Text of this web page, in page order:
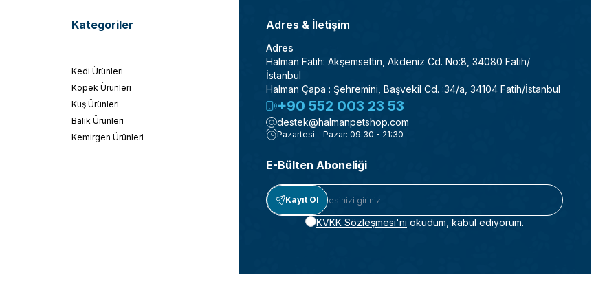
Kategoriler
Kedi Ürünleri
Köpek Ürünleri
Kuş Ürünleri
Balık Ürünleri
Kemirgen Ürünleri
Adres & İletişim
Adres
Halman Fatih: Akşemsettin, Akdeniz Cd. No:8, 34080 Fatih/
İstanbul
Halman Çapa : Şehremini, Başvekil Cd. :34/a, 34104 Fatih/İstanbul
+90 552 003 23 53
destek@halmanpetshop.com
Pazartesi - Pazar: 09:30 - 21:30
E-Bülten Aboneliği
Kayıt Ol
KVKK Sözleşmesi'ni okudum, kabul ediyorum.